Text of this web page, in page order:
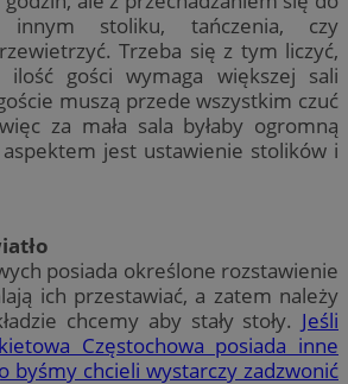
innym stoliku, tańczenia, czy
Trzeba się z tym liczyć,
ilość gości wymaga większej sali
muszą przede wszystkim czuć
za mała sala byłaby ogromną
jest ustawienie stolików i
posiada określone rozstawienie
ich przestawiać, a zatem należy
chcemy aby stały stoły. Jeśli
Częstochowa posiada inne
byśmy chcieli wystarczy zadzwonić